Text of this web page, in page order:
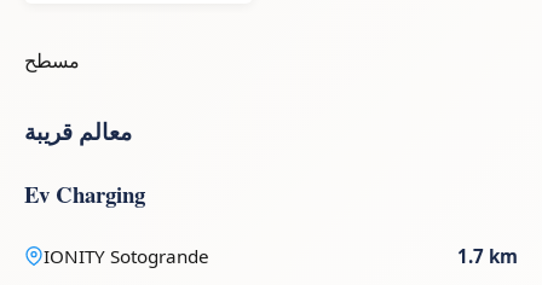
مسطح
معالم قريبة
Ev Charging
IONITY Sotogrande 1.7 km